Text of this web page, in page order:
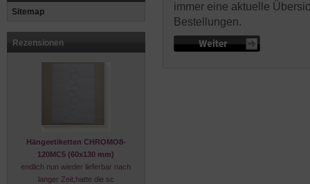
Sitemap
Rezensionen
Hängeetiketten CHROMO8-
120MC5 (60x130 mm)
endlich nun wieder lieferbar nach
langer Zeit,hatte die sc
immer eine aktuelle
Bestellungen.